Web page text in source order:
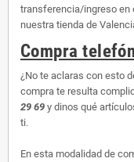
transferencia/ingreso en
nuestra tienda de
Compra
¿No te aclaras con esto
compra te resulta
29 69 y dinos qué
ti.
En esta modalidad de